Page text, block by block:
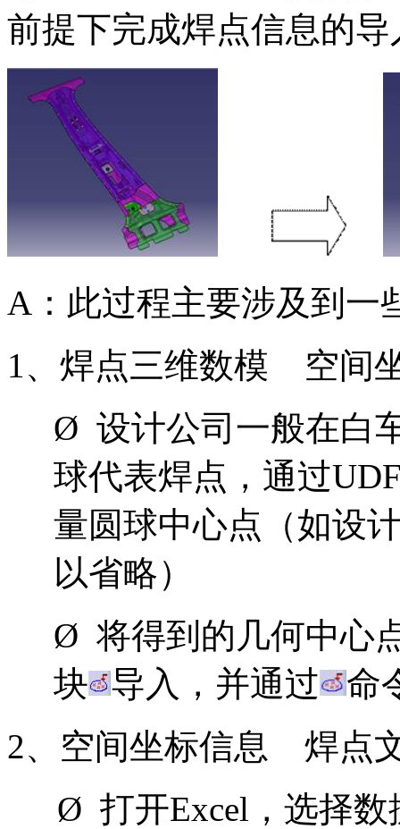
前提下完成焊点信息的导
A：此过程主要涉及到一
1、焊点三维数模 空间
Ø 设计公司一般在白
球代表焊点，通过
量圆球中心点（如设
以省略）
Ø 将得到的几何中心
块 导入，并通过
命
2、空间坐标信息 焊点
Ø 打开Excel，选择